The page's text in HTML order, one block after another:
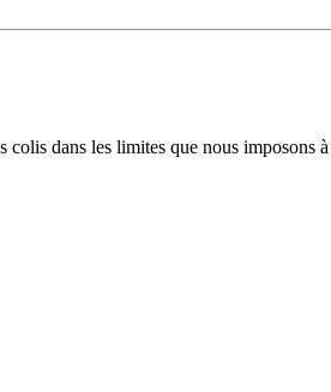
dans les limites que nous imposons